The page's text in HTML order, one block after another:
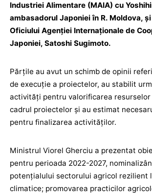
Industriei Alimentare (MAIA) cu
ambasadorul Japoniei în R. Moldova,
Oficiului Agenţiei Internaţionale de
Japoniei, Satoshi Sugimoto.
Părțile au avut un schimb de opinii
de execuție a proiectelor, au stabilit
activități pentru valorificarea resurselor
cadrul proiectelor și au estimat
pentru finalizarea activităților.
Ministrul Viorel Gherciu a prezentat
pentru perioada 2022-2027,
potențialului sectorului agricol rezilient
climatice; promovarea practicilor